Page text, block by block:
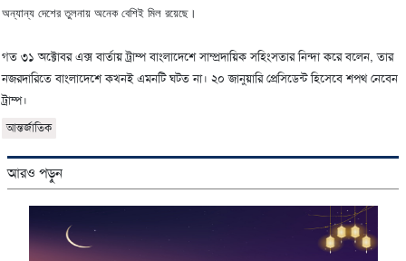
অন্যান্য দেশের তুলনায় অনেক বেশিই মিল রয়েছে।
গত ৩১ অক্টোবর এক্স বার্তায় ট্রাম্প বাংলাদেশে সাম্প্রদায়িক সহিংসতার নিন্দা করে বলেন, তার
নজরদারিতে বাংলাদেশে কখনই এমনটি ঘটত না। ২০ জানুয়ারি প্রেসিডেন্ট হিসেবে শপথ নেবেন
ট্রাম্প।
আন্তর্জাতিক
আরও পড়ুন